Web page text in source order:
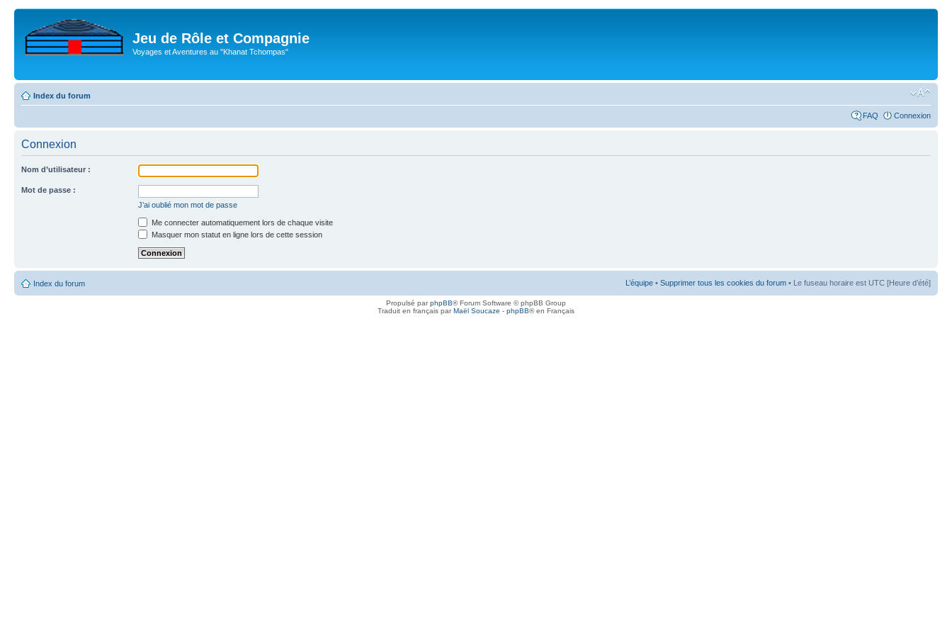
Jeu de Rôle et Compagnie
Voyages et Aventures au "Khanat Tchompas"
Index du forum
FAQ Connexion
Connexion
Nom d’utilisateur :
Mot de passe :
J’ai oublié mon mot de passe
Me connecter automatiquement lors de chaque visite
Masquer mon statut en ligne lors de cette session
Index du forum L’équipe • Supprimer tous les cookies du forum • Le fuseau horaire est UTC [Heure d’été]
Propulsé parphpBB® Forum Software © phpBB Group
Traduit en français parMaël Soucaze - phpBB® en Français